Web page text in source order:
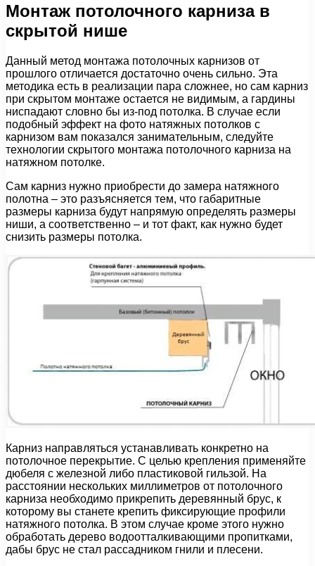
Монтаж потолочного карниза в
скрытой нише
Данный метод монтажа потолочных карнизов от
прошлого отличается достаточно очень сильно. Эта
методика есть в реализации пара сложнее, но сам карниз
при скрытом монтаже остается не видимым, а гардины
ниспадают словно бы из-под потолка. В случае если
подобный эффект на фото натяжных потолков с
карнизом вам показался занимательным, следуйте
технологии скрытого монтажа потолочного карниза на
натяжном потолке.
Сам карниз нужно приобрести до замера натяжного
полотна – это разъясняется тем, что габаритные
размеры карниза будут напрямую определять размеры
ниши, а соответственно – и тот факт, как нужно будет
снизить размеры потолка.
Карниз направляться устанавливать конкретно на
потолочное перекрытие. С целью крепления применяйте
дюбеля с железной либо пластиковой гильзой. На
расстоянии нескольких миллиметров от потолочного
карниза необходимо прикрепить деревянный брус, к
которому вы станете крепить фиксирующие профили
натяжного потолка. В этом случае кроме этого нужно
обработать дерево водоотталкивающими пропитками,
дабы брус не стал рассадником гнили и плесени.